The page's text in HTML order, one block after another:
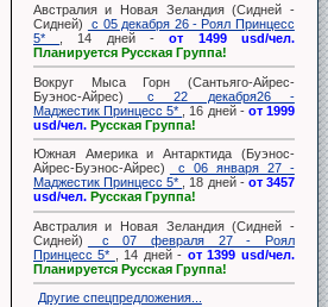
Австралия и Новая Зеландия (Сидней -
Сидней)
с 05 декабря 26 - Роял Принцесс
5*
, 14 дней -от 1499 usd/чел.
Планируется Русская Группа!
Вокруг Мыса Горн (Сантьяго-Айрес-
Буэнос-Айрес)
с 22 декабря26 -
Маджестик Принцесс 5*
, 16 дней - от 1999
usd/чел.Русская Группа!
Южная Америка и Антарктида (Буэнос-
Айрес-Буэнос-Айрес)
с 06 января 27 -
Маджестик Принцесс 5*
, 18 дней - от 3457
usd/чел.Русская Группа!
Австралия и Новая Зеландия (Сидней -
Сидней)
с 07 февраля 27 - Роял
Принцесс 5*
, 14 дней - от 1399 usd/чел.
Планируется Русская Группа!
Другие спецпредложения...